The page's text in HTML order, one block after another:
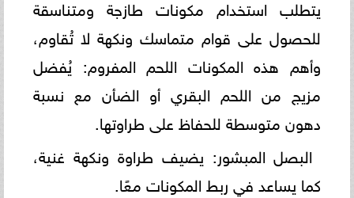
يتطلب استخدام مكونات طازجة ومتناسقة
للحصول على قوام متماسك ونكهة لا تُقاوم،
وأهم هذه المكونات اللحم المفروم: يُفضل
مزيج من اللحم البقري أو الضأن مع نسبة
دهون متوسطة للحفاظ على طراوتها.
البصل المبشور: يضيف طراوة ونكهة غنية،
كما يساعد في ربط المكونات معًا.